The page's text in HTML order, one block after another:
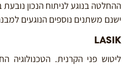
ההחלטה בנוגע לניתוח הנכון
ישנם משתנים נוספים הנוגעים
LASIK
ליטוש פני הקרנית. הטכנולוגיה